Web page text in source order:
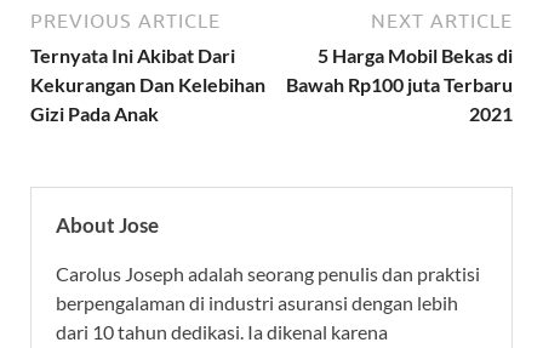
PREVIOUS ARTICLE
Ternyata Ini Akibat Dari
Kekurangan Dan Kelebihan
Gizi Pada Anak
NEXT ARTICLE
5 Harga Mobil Bekas di
Bawah Rp100 juta Terbaru
2021
About Jose
Carolus Joseph adalah seorang penulis dan praktisi
berpengalaman di industri asuransi dengan lebih
dari 10 tahun dedikasi. Ia dikenal karena